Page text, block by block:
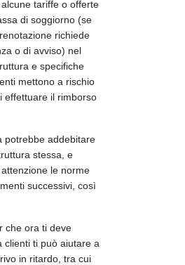
tariffe o offerte
di soggiorno (se
richiede
o di avviso) nel
e specifiche
mettono a rischio
effettuare il rimborso
potrebbe addebitare
stessa, e
le norme
successivi, così
che ora ti deve
clienti ti può aiutare a
in ritardo, tra cui